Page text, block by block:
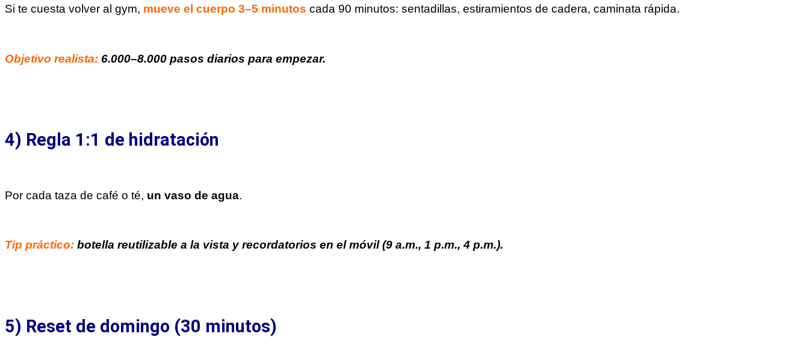
Si te cuesta volver al gym, mueve el cuerpo 3–5 minutos cada 90 minutos: sentadillas, estiramientos de cadera, caminata rápida.
Objetivo realista: 6.000–8.000 pasos diarios para empezar.
4) Regla 1:1 de hidratación
Por cada taza de café o té, un vaso de agua.
Tip práctico: botella reutilizable a la vista y recordatorios en el móvil (9 a.m., 1 p.m., 4 p.m.).
5) Reset de domingo (30 minutos)